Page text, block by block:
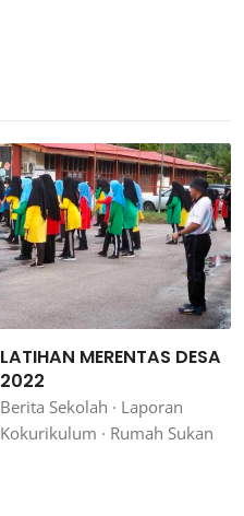
LATIHAN MERENTAS DESA
2022
Berita Sekolah · Laporan
Kokurikulum · Rumah Sukan